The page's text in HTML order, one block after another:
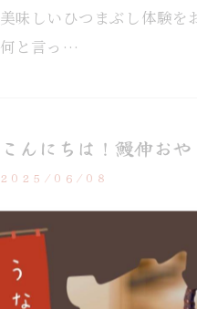
美味しいひつまぶし体験を
何と言っ…
こんにちは！鰻伸お
2025/06/08
こんにちは！鰻伸おやじ
り、計画通りに6月20日
つつあります…